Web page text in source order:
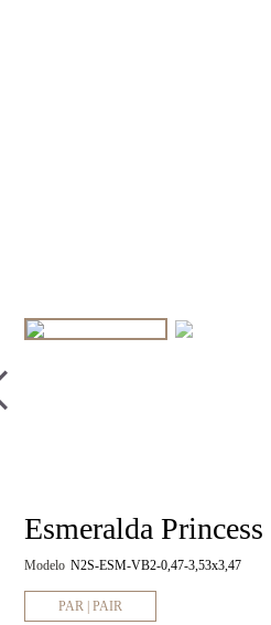
Esmeralda
Modelo N2S-ESM-VB2-0,47-3,53x3,47
PAR | PAIR